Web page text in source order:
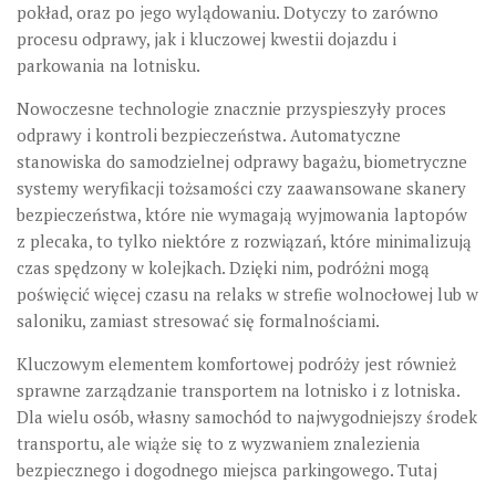
pokład, oraz po jego wylądowaniu. Dotyczy to zarówno
procesu odprawy, jak i kluczowej kwestii dojazdu i
parkowania na lotnisku.
Nowoczesne technologie znacznie przyspieszyły proces
odprawy i kontroli bezpieczeństwa. Automatyczne
stanowiska do samodzielnej odprawy bagażu, biometryczne
systemy weryfikacji tożsamości czy zaawansowane skanery
bezpieczeństwa, które nie wymagają wyjmowania laptopów
z plecaka, to tylko niektóre z rozwiązań, które minimalizują
czas spędzony w kolejkach. Dzięki nim, podróżni mogą
poświęcić więcej czasu na relaks w strefie wolnocłowej lub w
saloniku, zamiast stresować się formalnościami.
Kluczowym elementem komfortowej podróży jest również
sprawne zarządzanie transportem na lotnisko i z lotniska.
Dla wielu osób, własny samochód to najwygodniejszy środek
transportu, ale wiąże się to z wyzwaniem znalezienia
bezpiecznego i dogodnego miejsca parkingowego. Tutaj